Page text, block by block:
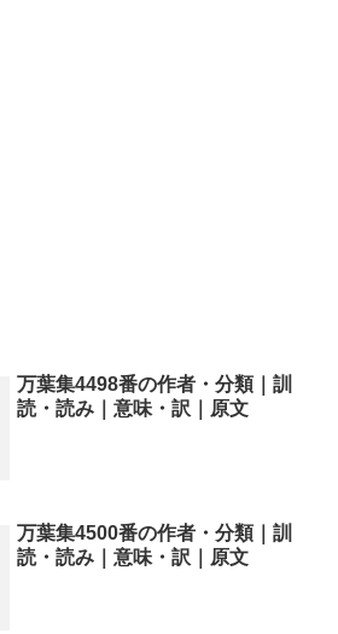
万葉集4498番の作者・分類｜訓
読・読み｜意味・訳｜原文
万葉集4500番の作者・分類｜訓
読・読み｜意味・訳｜原文